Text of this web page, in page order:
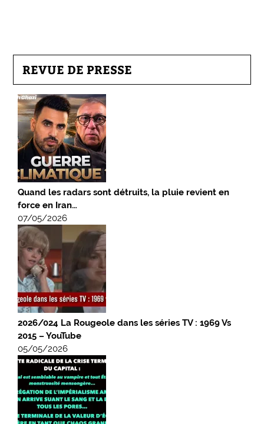
REVUE DE PRESSE
Quand les radars sont détruits, la pluie revient en
force en Iran…
07/05/2026
2026/024 La Rougeole dans les séries TV : 1969 Vs
2015 – YouTube
05/05/2026